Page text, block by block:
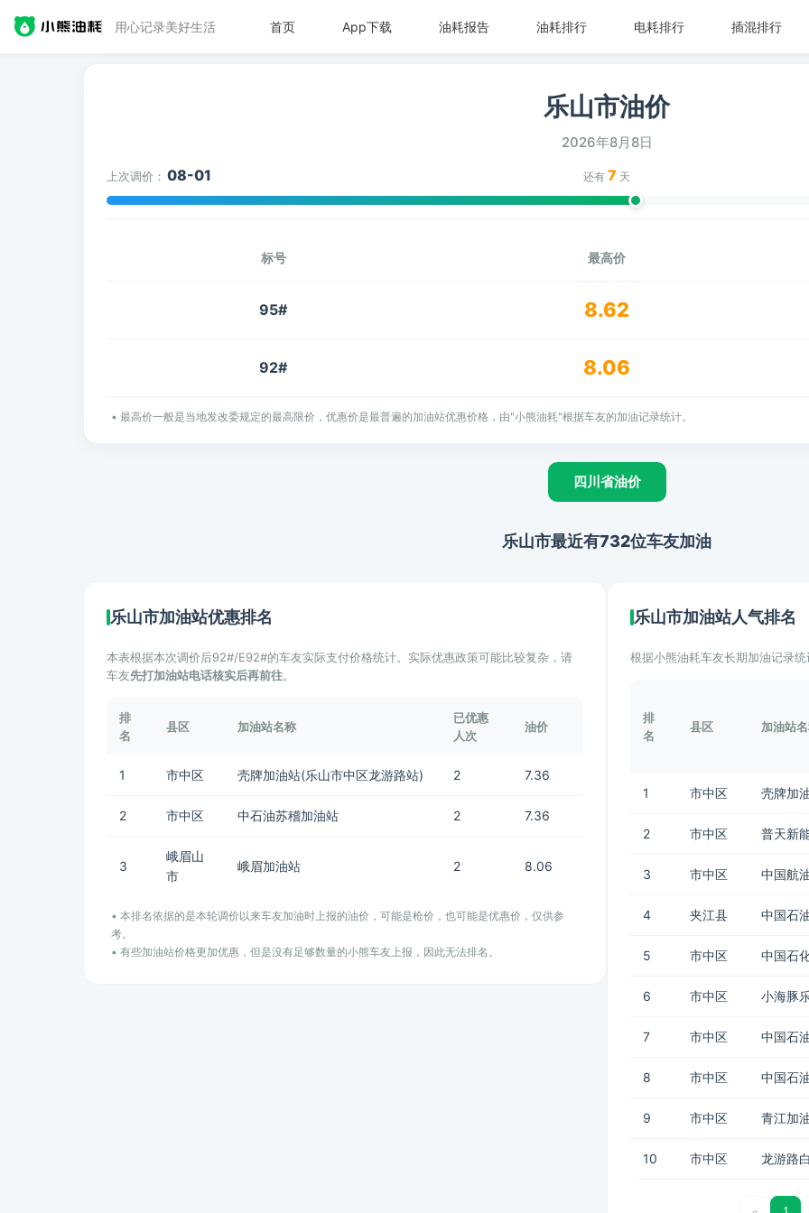
用心记录美好生活 首页 App下载 油耗报告 油耗排行 电耗排行 插混排行
乐山市油价
2026年8月8日
上次调价： 08-01 还有 7 天
标号 最高价
95# 8.62
92# 8.06
• 最高价一般是当地发改委规定的最高限价，优惠价是最普遍的加油站优惠价格，由"小熊油耗"根据车友的加油记录统计。
四川省油价
乐山市最近有732位车友加油
乐山市加油站优惠排名
本表根据本次调价后92#/E92#的车友实际支付价格统计。实际优惠政策可能比较复杂，请
车友先打加油站电话核实后再前往。
排
名
县区 加油站名称
已优惠
人次
油价
1 市中区 壳牌加油站(乐山市中区龙游路站) 2 7.36
2 市中区 中石油苏稽加油站 2 7.36
3
峨眉山
市
峨眉加油站 2 8.06
• 本排名依据的是本轮调价以来车友加油时上报的油价，可能是枪价，也可能是优惠价，仅供参
考。
• 有些加油站价格更加优惠，但是没有足够数量的小熊车友上报，因此无法排名。
乐山市加油站人气排名
根据小熊油耗车友长期加油记录统
排
名
县区 加油站
1 市中区 壳牌加
2 市中区 普天新
3 市中区 中国航
4 夹江县 中国石
5 市中区 中国石
6 市中区 小海豚
7 市中区 中国石
8 市中区 中国石
9 市中区 青江加
10 市中区 龙游路